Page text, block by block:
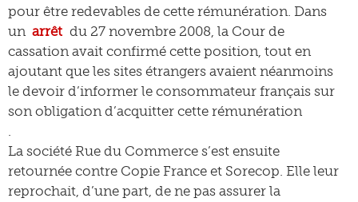
pour être redevables de cette rémunération. Dans
un arrêt du 27 novembre 2008, la Cour de
cassation avait confirmé cette position, tout en
ajoutant que les sites étrangers avaient néanmoins
le devoir d’informer le consommateur français sur
son obligation d’acquitter cette rémunération
.
La société Rue du Commerce s’est ensuite
retournée contre Copie France et Sorecop. Elle leur
reprochait, d’une part, de ne pas assurer la